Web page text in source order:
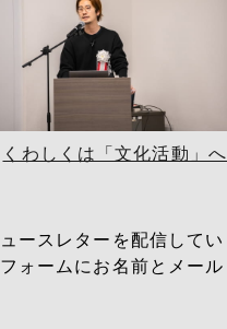
くわしくは「文化活動」へ
ースレターを配信してい
ォームにお名前とメール